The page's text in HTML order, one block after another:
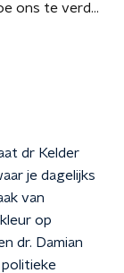
#708 - Hoe ons te verdedigen tegen een bombardement van potentiële onzin?
dr Kelder
je dagelijks
van
op
dr. Damian